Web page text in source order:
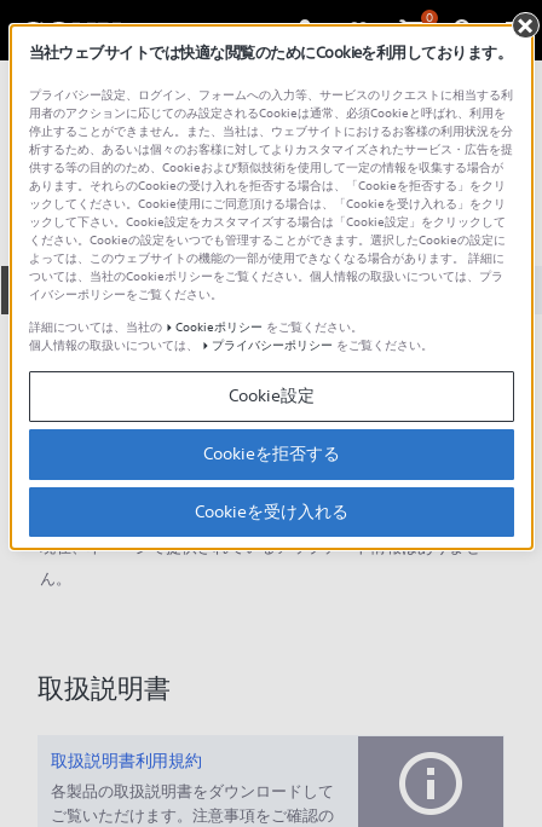
0
総合サポート・お問い合わせ その他AVアクセサリー
TMR-90
全て ダウンロード 取扱説明書 Q&A
動画でサポートご利用にあたってのお願い
サポート動画をご利用の際にはソーシャ
ルメディア利用規約をご確認ください。
ダウンロード
現在、本ページで提供されているアップデート情報はありませ
ん。
取扱説明書
取扱説明書利用規約
各製品の取扱説明書をダウンロードして
ご覧いただけます。注意事項をご確認の
当社ウェブサイトでは快適な閲覧のためにCookieを利用しております。
プライバシー設定、ログイン、フォームへの入力等、サービスのリクエストに相当する利
用者のアクションに応じてのみ設定されるCookieは通常、必須Cookieと呼ばれ、利用を
停止することができません。また、当社は、ウェブサイトにおけるお客様の利用状況を分
析するため、あるいは個々のお客様に対してよりカスタマイズされたサービス・広告を提
供する等の目的のため、Cookieおよび類似技術を使用して一定の情報を収集する場合が
あります。それらのCookieの受け入れを拒否する場合は、「Cookieを拒否する」をクリ
ックしてください。Cookie使用にご同意頂ける場合は、「Cookieを受け入れる」をクリ
ックして下さい。Cookie設定をカスタマイズする場合は「Cookie設定」をクリックして
ください。Cookieの設定をいつでも管理することができます。選択したCookieの設定に
よっては、このウェブサイトの機能の一部が使用できなくなる場合があります。 詳細に
ついては、当社のCookieポリシーをご覧ください。個人情報の取扱いについては、プラ
イバシーポリシーをご覧ください。
詳細については、当社の
Cookieポリシー をご覧ください。
個人情報の取扱いについては、
プライバシーポリシー をご覧ください。
Cookie設定
Cookieを拒否する
Cookieを受け入れる